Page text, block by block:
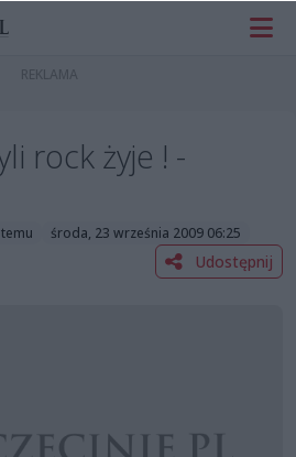
rock żyje ! -
środa, 23 września 2009 06:25
Udostępnij